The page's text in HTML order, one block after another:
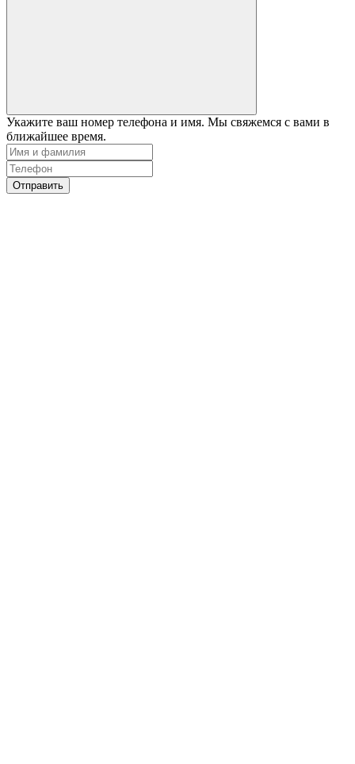
Укажите ваш номер телефона и имя. Мы свяжемся с вами в
ближайшее время.
Отправить